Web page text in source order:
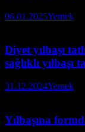
06.01.2025Yemek
Diyet yılbaşı
sağlıklı yılbaşı
31.12.2024Yemek
Yılbaşına